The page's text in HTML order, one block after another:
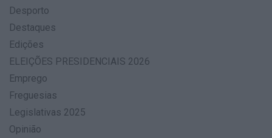
Desporto
Destaques
Edições
ELEIÇÕES PRESIDENCIAIS 2026
Emprego
Freguesias
Legislativas 2025
Opinião